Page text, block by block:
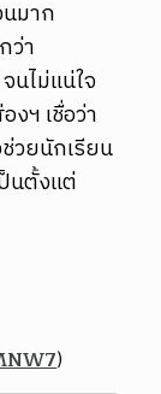
มาก
ว่า
นไม่แน่ใจ
ฯ เชื่อว่า
วยนักเรียน
นตั้งแต่
)